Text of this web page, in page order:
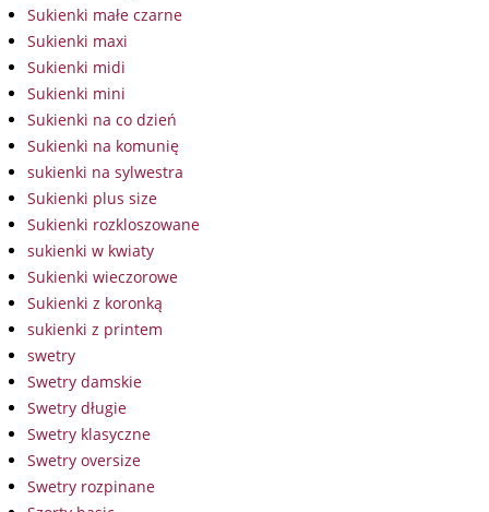
Sukienki małe czarne
Sukienki maxi
Sukienki midi
Sukienki mini
Sukienki na co dzień
Sukienki na komunię
sukienki na sylwestra
Sukienki plus size
Sukienki rozkloszowane
sukienki w kwiaty
Sukienki wieczorowe
Sukienki z koronką
sukienki z printem
swetry
Swetry damskie
Swetry długie
Swetry klasyczne
Swetry oversize
Swetry rozpinane